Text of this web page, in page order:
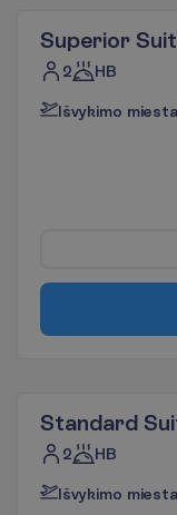
Superior
2 HB
Išvykimo miesta
Standard
2 HB
Išvykimo miesta